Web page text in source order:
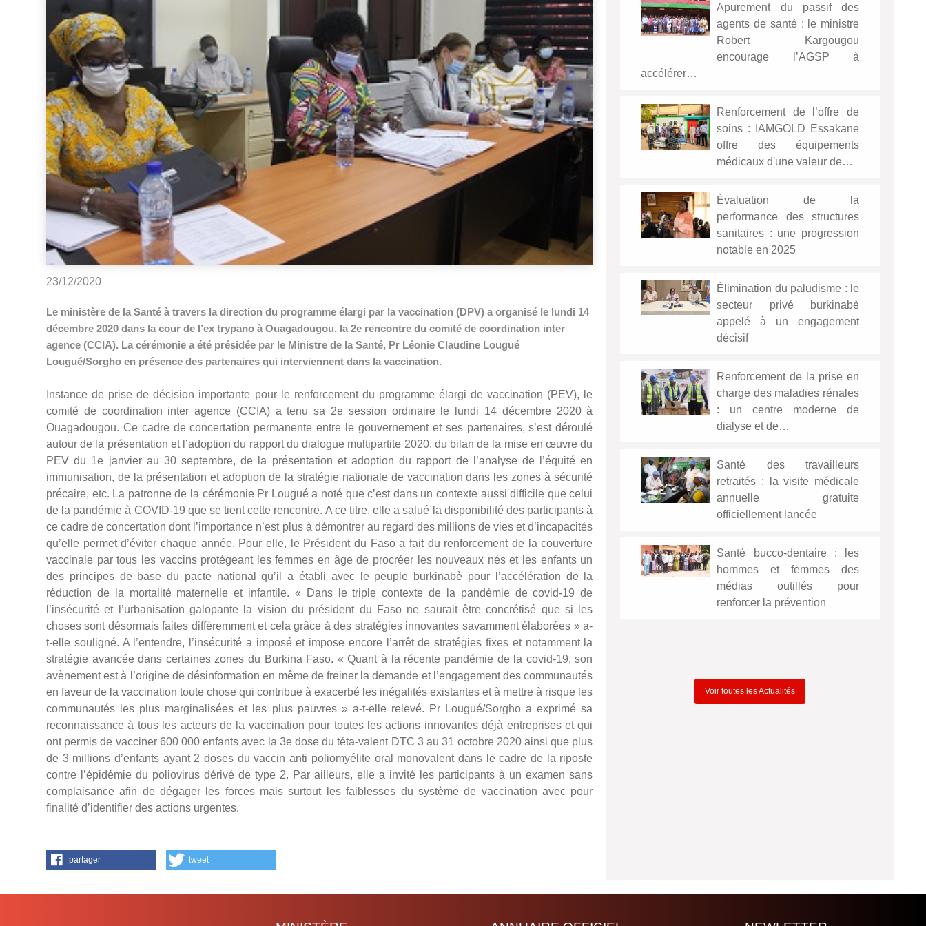
23/12/2020
Le ministère de la Santé à travers la direction du programme élargi par la vaccination (DPV) a organisé le lundi 14
décembre 2020 dans la cour de l’ex trypano à Ouagadougou, la 2e rencontre du comité de coordination inter
agence (CCIA). La cérémonie a été présidée par le Ministre de la Santé, Pr Léonie Claudine Lougué
Lougué/Sorgho en présence des partenaires qui interviennent dans la vaccination.
Instance de prise de décision importante pour le renforcement du programme élargi de vaccination (PEV), le
comité de coordination inter agence (CCIA) a tenu sa 2e session ordinaire le lundi 14 décembre 2020 à
Ouagadougou. Ce cadre de concertation permanente entre le gouvernement et ses partenaires, s’est déroulé
autour de la présentation et l’adoption du rapport du dialogue multipartite 2020, du bilan de la mise en œuvre du
PEV du 1e janvier au 30 septembre, de la présentation et adoption du rapport de l’analyse de l’équité en
immunisation, de la présentation et adoption de la stratégie nationale de vaccination dans les zones à sécurité
précaire, etc. La patronne de la cérémonie Pr Lougué a noté que c’est dans un contexte aussi difficile que celui
de la pandémie à COVID-19 que se tient cette rencontre. A ce titre, elle a salué la disponibilité des participants à
ce cadre de concertation dont l’importance n’est plus à démontrer au regard des millions de vies et d’incapacités
qu’elle permet d’éviter chaque année. Pour elle, le Président du Faso a fait du renforcement de la couverture
vaccinale par tous les vaccins protégeant les femmes en âge de procréer les nouveaux nés et les enfants un
des principes de base du pacte national qu’il a établi avec le peuple burkinabè pour l’accélération de la
réduction de la mortalité maternelle et infantile. « Dans le triple contexte de la pandémie de covid-19 de
l’insécurité et l’urbanisation galopante la vision du président du Faso ne saurait être concrétisé que si les
choses sont désormais faites différemment et cela grâce à des stratégies innovantes savamment élaborées » a-
t-elle souligné. A l’entendre, l’insécurité a imposé et impose encore l’arrêt de stratégies fixes et notamment la
stratégie avancée dans certaines zones du Burkina Faso. « Quant à la récente pandémie de la covid-19, son
avènement est à l’origine de désinformation en même de freiner la demande et l’engagement des communautés
en faveur de la vaccination toute chose qui contribue à exacerbé les inégalités existantes et à mettre à risque les
communautés les plus marginalisées et les plus pauvres » a-t-elle relevé. Pr Lougué/Sorgho a exprimé sa
reconnaissance à tous les acteurs de la vaccination pour toutes les actions innovantes déjà entreprises et qui
ont permis de vacciner 600 000 enfants avec la 3e dose du téta-valent DTC 3 au 31 octobre 2020 ainsi que plus
de 3 millions d’enfants ayant 2 doses du vaccin anti poliomyélite oral monovalent dans le cadre de la riposte
contre l’épidémie du poliovirus dérivé de type 2. Par ailleurs, elle a invité les participants à un examen sans
complaisance afin de dégager les forces mais surtout les faiblesses du système de vaccination avec pour
finalité d’identifier des actions urgentes.
partager tweet
Apurement du passif des
agents de santé : le ministre
Robert Kargougou
encourage l’AGSP à
accélérer…
Renforcement de l’offre de
soins : IAMGOLD Essakane
offre des équipements
médicaux d'une valeur de…
Évaluation de la
performance des structures
sanitaires : une progression
notable en 2025
Élimination du paludisme : le
secteur privé burkinabè
appelé à un engagement
décisif
Renforcement de la prise en
charge des maladies rénales
: un centre moderne de
dialyse et de…
Santé des travailleurs
retraités : la visite médicale
annuelle gratuite
officiellement lancée
Santé bucco-dentaire : les
hommes et femmes des
médias outillés pour
renforcer la prévention
Voir toutes les Actualités